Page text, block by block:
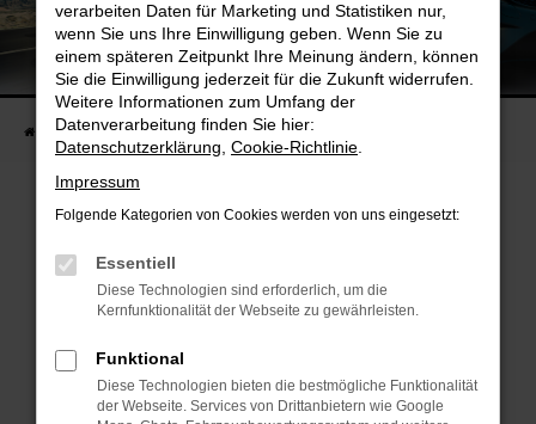
Unsere Fahrzeugangebote
Bei uns finden Sie bestimmt Ihren Nächsten
Startseite Fahrzeugangebote Bestandsfahrzeuge
Fehler: Network Error
Beim Laden ist ein Fehler aufgetreten.
können:
Überprüfe deine Firewall und deine
verarbeiten Daten für Marketing und Statistiken nur,
wenn Sie uns Ihre Einwilligung geben. Wenn Sie zu
einem späteren Zeitpunkt Ihre Meinung ändern, können
Sie die Einwilligung jederzeit für die Zukunft widerrufen.
Weitere Informationen zum Umfang der
Datenverarbeitung finden Sie hier:
Datenschutzerklärung Cookie-Richtlinie
Impressum
Folgende Kategorien von Cookies werden von uns eingesetzt:
Essentiell
Diese Technologien sind erforderlich, um die
Kernfunktionalität der Webseite zu gewährleisten.
Funktional
Diese Technologien bieten die bestmögliche Funktionalität
der Webseite. Services von Drittanbietern wie Google